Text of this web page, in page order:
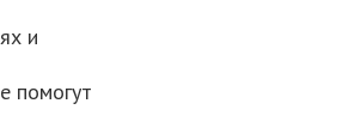
и
помогут